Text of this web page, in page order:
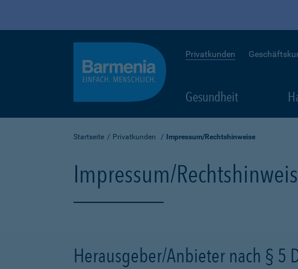
Privatkunden
Gesundheit
Startseite Privatkunden Impressum/Rechtshinweise
Impressum/
Herausgeber/Anbieter nach § 5